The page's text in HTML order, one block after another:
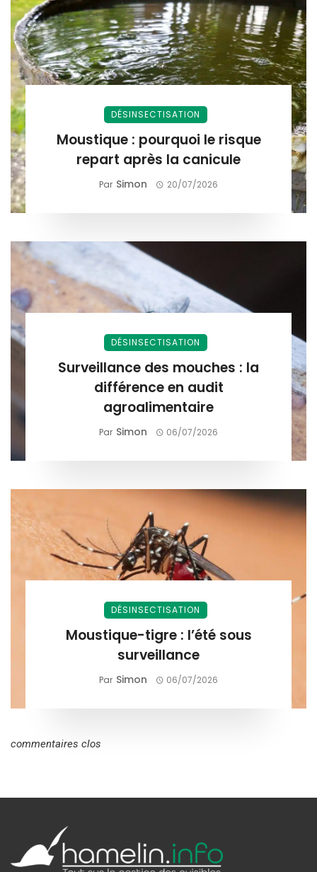
DÉSINSECTISATION
Moustique : pourquoi le risque
repart après la canicule
Par Simon 20/07/2026
DÉSINSECTISATION
Surveillance des mouches : la
différence en audit
agroalimentaire
Par Simon 06/07/2026
DÉSINSECTISATION
Moustique-tigre : l’été sous
surveillance
Par Simon 06/07/2026
commentaires clos